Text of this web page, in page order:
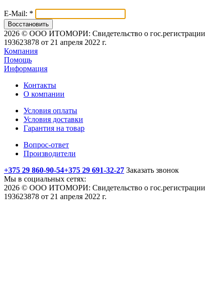
E-Mail: *
Восстановить
2026 © ООО ИТОМОРИ: Свидетельство о гос.регистрации
193623878 от 21 апреля 2022 г.
Компания
Помощь
Информация
Контакты
О компании
Условия оплаты
Условия доставки
Гарантия на товар
Вопрос-ответ
Производители
+375 29 860-90-54+375 29 691-32-27 Заказать звонок
Мы в социальных сетях:
2026 © ООО ИТОМОРИ: Свидетельство о гос.регистрации
193623878 от 21 апреля 2022 г.